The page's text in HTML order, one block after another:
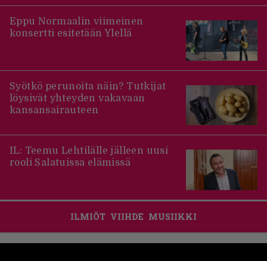
Eppu Normaalin viimeinen
konsertti esitetään Ylellä
Syötkö perunoita näin? Tutkijat
löysivät yhteyden vakavaan
kansansairauteen
IL: Teemu Lehtilälle jälleen uusi
rooli Salatuissa elämissä
ILMIÖT VIIHDE MUSIIKKI